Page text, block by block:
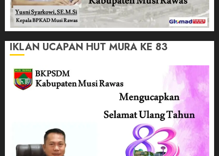
IKLAN UCAPAN HUT MURA KE 83